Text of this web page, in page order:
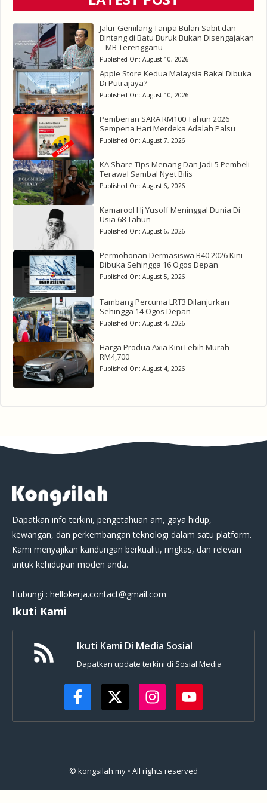
Jalur Gemilang Tanpa Bulan Sabit dan
Bintang di Batu Buruk Bukan Disengajakan
– MB Terengganu
Published On: August 10, 2026
Apple Store Kedua Malaysia Bakal Dibuka
Di Putrajaya?
Published On: August 10, 2026
Pemberian SARA RM100 Tahun 2026
Sempena Hari Merdeka Adalah Palsu
Published On: August 7, 2026
KA Share Tips Menang Dan Jadi 5 Pembeli
Terawal Sambal Nyet Bilis
Published On: August 6, 2026
Kamarool Hj Yusoff Meninggal Dunia Di
Usia 68 Tahun
Published On: August 6, 2026
Permohonan Dermasiswa B40 2026 Kini
Dibuka Sehingga 16 Ogos Depan
Published On: August 5, 2026
Tambang Percuma LRT3 Dilanjurkan
Sehingga 14 Ogos Depan
Published On: August 4, 2026
Harga Produa Axia Kini Lebih Murah
RM4,700
Published On: August 4, 2026
Dapatkan info terkini, pengetahuan am, gaya hidup,
kewangan, dan perkembangan teknologi dalam satu platform.
Kami menyajikan kandungan berkualiti, ringkas, dan relevan
untuk kehidupan moden anda.
Hubungi : hellokerja.contact@gmail.com
Ikuti Kami
Ikuti Kami Di Media Sosial
Dapatkan update terkini di Sosial Media
© kongsilah.my • All rights reserved